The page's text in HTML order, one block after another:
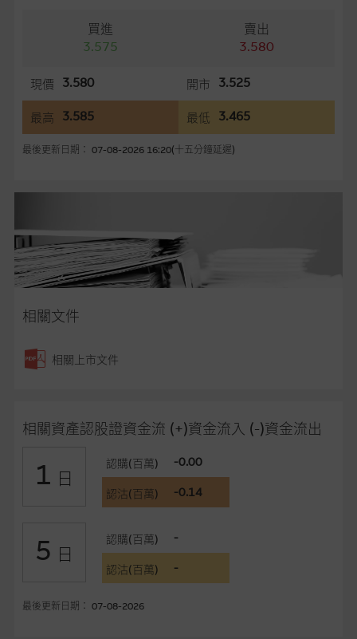
買進
3.575
賣出
3.580
現價 3.580 開市 3.525
最高 3.585 最低 3.465
最後更新日期： 07-08-2026 16:20(十五分鐘延遲)
相關文件
相關上市文件
相關資產認股證資金流 (+)資金流入 (-)資金流出
1 日
認購(百萬) -0.00
認沽(百萬) -0.14
5 日
認購(百萬) -
認沽(百萬) -
最後更新日期： 07-08-2026
容所載的意見、預測及其他資料可予更改或刪除，而毋須作出通
任何指示價格報價、公開資料或分析是基於我們相信的假設及參
數而預備的，不構成我們提出的意見。所用假設及參數並非唯一
可以合理選擇到的，因此並不保證該類報價單、公開資料或分析
表現或回報將來會實現。過去業績並不保證將來表現。網站內容
而，麥格理集團不作陳述，亦不保證網站內容在任何用途上均完
及合時性負上責任，除非這是有關適用的的法律及/或法規所規
定。
網站內容不構成要約及徵求要約，或作為任何合約的根據，以購
準備的資料編製而成，但不包括麥格理集團職員所知的資料。
整、合時及準確，對任何因任何形式(包括疏忽)由於網站內容的
或損毀，亦一概不會承擔責任或債務。
本使用條款的所有方面均受香港法例管限。
與結構性產品有關的風險
結構性產品並無抵押品，如發行人無力償債或違約，投資者可能
無法收回部份或全部應收款項。結構性產品價格可升可跌。過往
表現並不反映未來表現。產品的第二市場可能有限而麥格理資本